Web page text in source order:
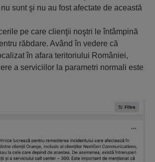
sunt şi nu au fost afectate de această
pe care clienţii noştri le întâmpină
răbdare. Având în vedere că
în afara teritoriului României,
a serviciilor la parametri normali este